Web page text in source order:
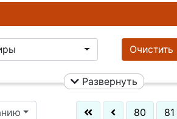
Очистить
Развернуть
80 81